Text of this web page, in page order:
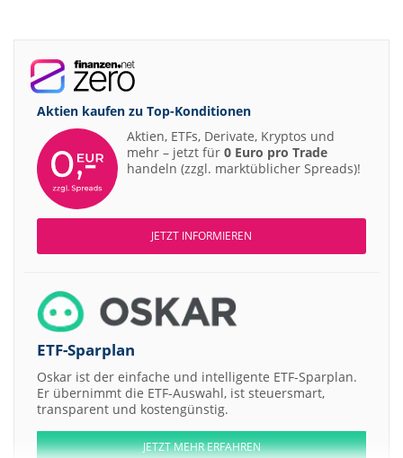
Aktien kaufen zu Top-Konditionen
Aktien, ETFs, Derivate, Kryptos und
mehr – jetzt für 0 Euro pro Trade
handeln (zzgl. marktüblicher Spreads)!
JETZT INFORMIEREN
ETF-Sparplan
Oskar ist der einfache und intelligente ETF-Sparplan.
Er übernimmt die ETF-Auswahl, ist steuersmart,
transparent und kostengünstig.
JETZT MEHR ERFAHREN